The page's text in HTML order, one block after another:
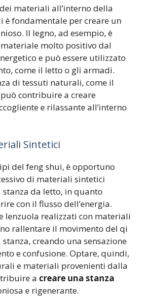
materiali all’interno della
è fondamentale per creare un
Il legno, ad esempio, è
molto positivo dal
e può essere utilizzato
come il letto o gli armadi.
di tessuti naturali, come il
contribuire a creare
e rilassante all’interno
Sintetici
del feng shui, è opportuno
di materiali sintetici
stanza da letto, in quanto
con il flusso dell’energia.
lenzuola realizzati con materiali
rallentare il movimento del qi
creando una sensazione
e confusione. Optare, quindi,
e materiali provenienti dalla
a creare una stanza
e rigenerante.